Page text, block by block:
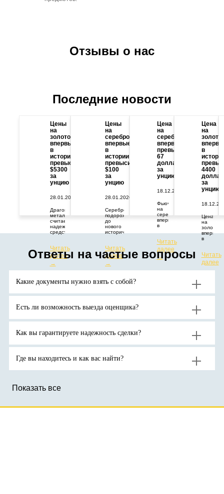
Отзывы о нас
Последние новости
Цены
на
золото
впервые
в
истории
превысили
$5300
за
унцию
28.01.2026
Драгоценный
металл
считается
надежным
средством
от
геополитических
и
экономических
потрясений.
ожидают
продолжения
роста
золото
новых
Читать
далее
→
Цены
на
серебро
впервые
в
истории
превысили
$100
за
унцию
28.01.2026
Серебро
подорожало
до
нового
исторического
растут
из-за
дефицита
поставок
и
спроса
активы-
фоне
неопределенности.
Читать
далее
→
Цена
на
серебро
впервые
превысила
67
долларов
за
унцию
18.12.2025
Фьючерс
на
серебро
впервые
в
67
долларов
за
тройскую
Читать
далее
→
Цена
на
золото
в
4400
за
унцию
Цена
на
золото
впервые
в
отметку
в
4400
Читать
далее
→
Ответы на частые вопросы
Какие документы нужно взять с собой?
Есть ли возможность выезда оценщика?
Как вы гарантируете надежность сделки?
Где вы находитесь и как вас найти?
Показать все